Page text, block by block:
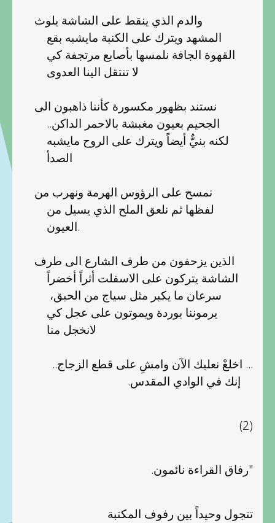
والدم الذي ينقط على الشاشة يلوث
المشهد ويترك على الكنبة مايشبه بقع
القهوة الجافة نلمسها بأصابع مرتجفة كي
لا تنتقل الينا العدوى
نستند بظهور مكسورة كأننا ذاهبون الى
الجحيم بعيون مغبشة بالاحمر الداكن..
لكنه بنيٌّ أيضاً ويترك على الروح مايشبه
الصدأ
نمسح على الرؤوس الهرمة ونهرب من
لفظها ثم نلعق الملح الذي يسيل من
العيون.
الذين يزحفون من طرف الشارع الى طرف
الشاشة يتركون على الاسفلت أثراً أخضراً
سرعان ما يكبر مثل سياج من الحبق،
يرموننا بوردة ويموتون على عجل كي
لانخجل منا
... اخلعْ نعليك الآن وامشِ على قطع الزجاج..
إنك في الوادي المقدس.
(2)
"رفاق القراءة نائمون.
تتجول وحيداً بين رفوف المكتبة